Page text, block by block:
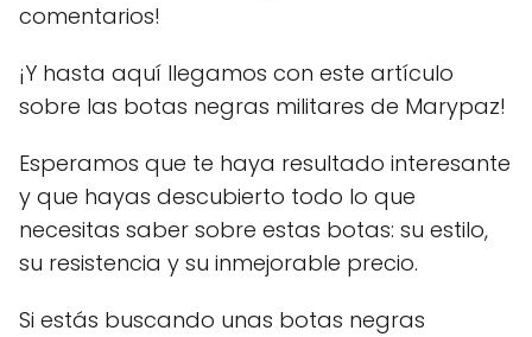
comentarios!
¡Y hasta aquí llegamos con este artículo
sobre las botas negras militares de Marypaz!
Esperamos que te haya resultado interesante
y que hayas descubierto todo lo que
necesitas saber sobre estas botas: su estilo,
su resistencia y su inmejorable precio.
Si estás buscando unas botas negras